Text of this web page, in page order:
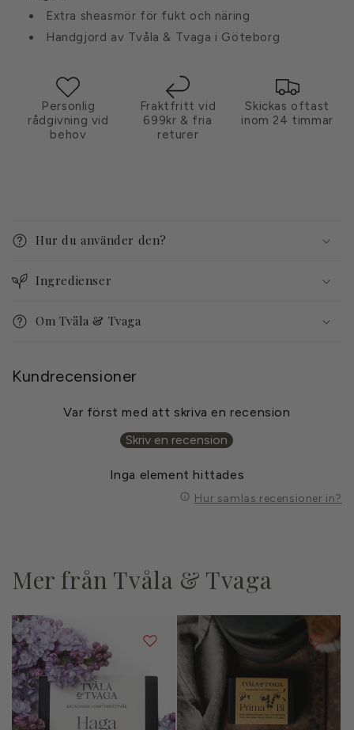
Extra sheasmör för fukt och näring
Handgjord av Tvåla & Tvaga i Göteborg
Personlig
rådgivning vid
behov
Fraktfritt vid
699kr & fria
returer
Skickas oftast
inom 24 timmar
n
n
h
å
l
s
a
Hur du använder den?
Ingredienser
Om Tvåla & Tvaga
Kundrecensioner
Var först med att skriva en recension
Skriv en recension
Inga element hittades
Hur samlas recensioner in?
Mer från Tvåla & Tvaga